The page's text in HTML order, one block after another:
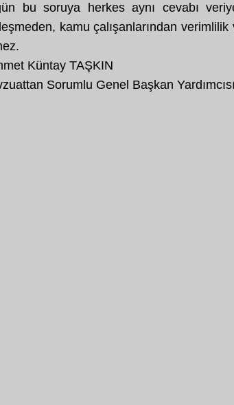
bu soruya herkes aynı cevabı
kamu çalışanlarından
Küntay TAŞKIN
Sorumlu Genel Başkan